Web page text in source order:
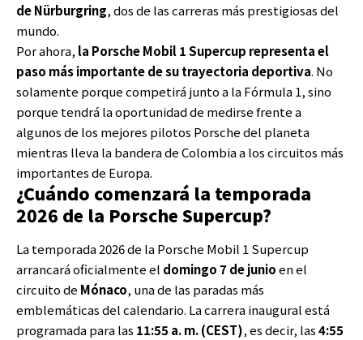
de Nürburgring, dos de las carreras más prestigiosas del
mundo.
Por ahora, la Porsche Mobil 1 Supercup representa el
paso más importante de su trayectoria deportiva. No
solamente porque competirá junto a la Fórmula 1, sino
porque tendrá la oportunidad de medirse frente a
algunos de los mejores pilotos Porsche del planeta
mientras lleva la bandera de Colombia a los circuitos más
importantes de Europa.
¿Cuándo comenzará la temporada
2026 de la Porsche Supercup?
La temporada 2026 de la Porsche Mobil 1 Supercup
arrancará oficialmente el domingo 7 de junioen el
circuito de Mónaco, una de las paradas más
emblemáticas del calendario. La carrera inaugural está
programada para las 11:55 a. m. (CEST), es decir, las4:55